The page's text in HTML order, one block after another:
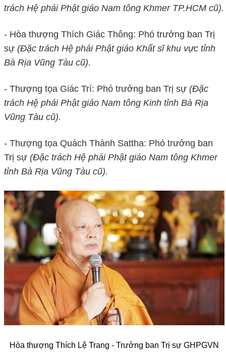
trách Hệ phái Phật giáo Nam tông Khmer TP.HCM cũ).
- Hòa thượng Thích Giác Thông: Phó trưởng ban Trị
sự (Đặc trách Hệ phái Phật giáo Khất sĩ khu vực tỉnh
Bà Rịa Vũng Tàu cũ).
- Thượng tọa Giác Trí: Phó trưởng ban Trị sự (Đặc
trách Hệ phái Phật giáo Nam tông Kinh tỉnh Bà Rịa
Vũng Tàu cũ).
- Thượng tọa Quách Thành Sattha: Phó trưởng ban
Trị sự (Đặc trách Hệ phái Phật giáo Nam tông Khmer
tỉnh Bà Rịa Vũng Tàu cũ).
Hòa thượng Thích Lệ Trang - Trưởng ban Trị sự GHPGVN